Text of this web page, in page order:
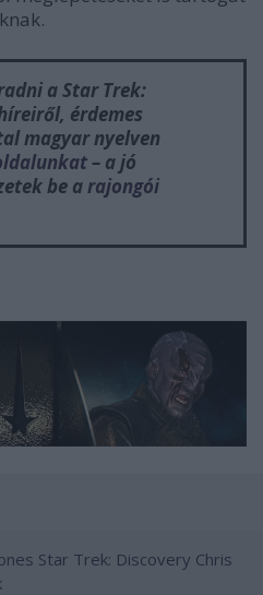
aStar Trek:
érdemes
magyar nyelven
– a jó
be a rajongói
Star Trek: Discovery Chris